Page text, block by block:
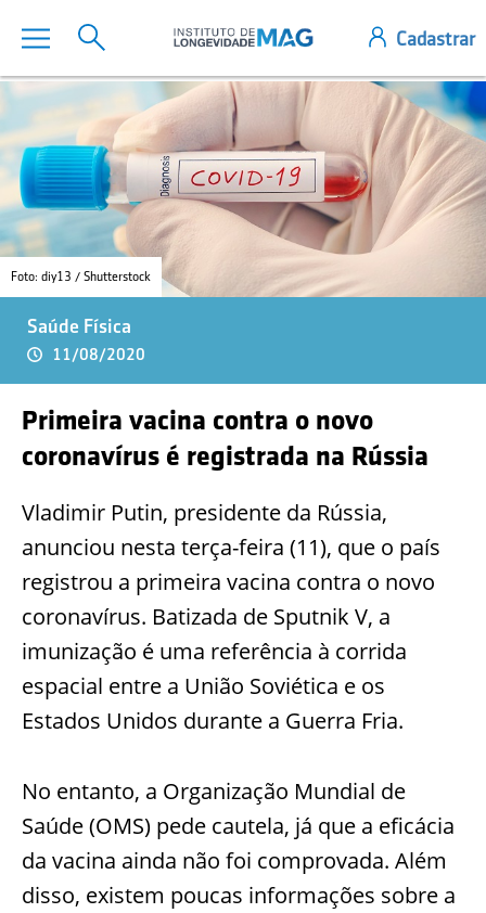
Foto: diy13 / Shutterstock
Saúde Física
11/08/2020
Primeira vacina contra o novo
coronavírus é registrada na Rússia
Vladimir Putin, presidente da Rússia,
anunciou nesta terça-feira (11), que o país
registrou a primeira vacina contra o novo
coronavírus. Batizada de Sputnik V, a
imunização é uma referência à corrida
espacial entre a União Soviética e os
Estados Unidos durante a Guerra Fria.
No entanto, a Organização Mundial de
Saúde (OMS) pede cautela, já que a eficácia
da vacina ainda não foi comprovada. Além
disso, existem poucas informações sobre a